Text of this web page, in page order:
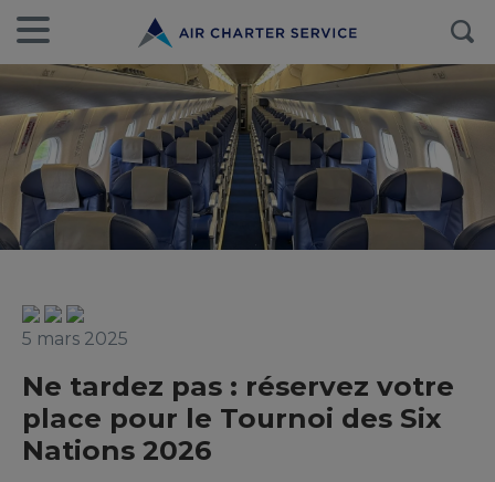
5 mars 2025
Ne tardez pas : réservez votre
place pour le Tournoi des Six
Nations 2026